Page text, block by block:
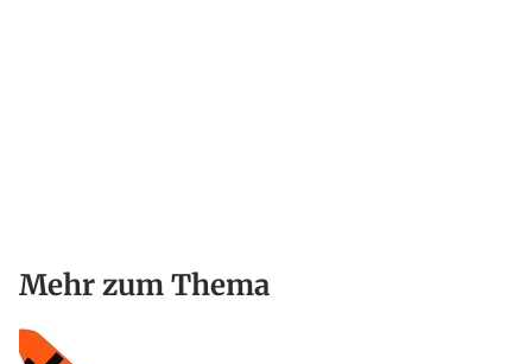
Mehr zum Thema